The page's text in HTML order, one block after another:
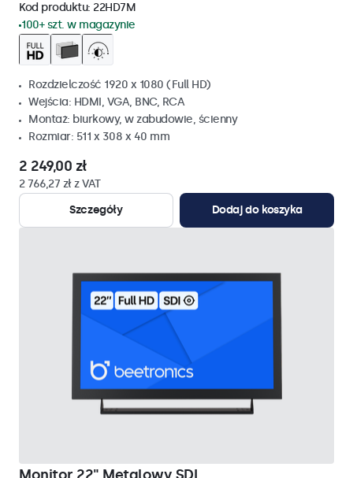
Kod produktu: 22HD7M
100+ szt. w magazynie
Rozdzielczość 1920 x 1080 (Full HD)
Wejścia: HDMI, VGA, BNC, RCA
Montaż: biurkowy, w zabudowie, ścienny
Rozmiar: 511 x 308 x 40 mm
2 249,00 zł
2 766,27 zł z VAT
Szczegóły
Dodaj do koszyka